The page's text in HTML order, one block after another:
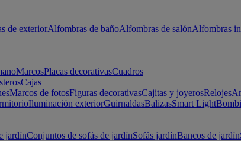
de exteriorAlfombras de bañoAlfombras de salónAlfombras
MarcosPlacas decorativasCuadros
Cajas
Marcos de fotosFiguras decorativasCajitas y joyerosRelojes
Iluminación exteriorGuirnaldasBalizasSmart Light
jardínConjuntos de sofás de jardínSofás jardínBancos de jardín